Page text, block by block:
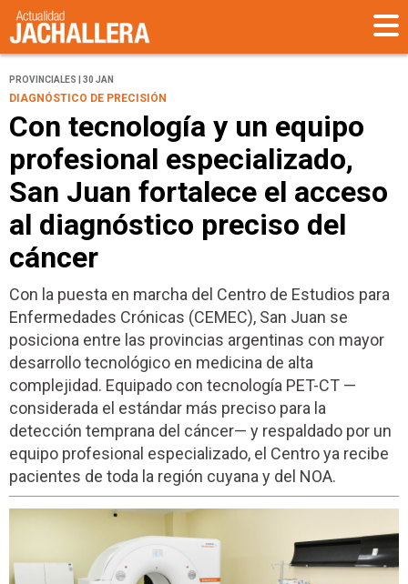
PROVINCIALES | 30 JAN
DIAGNÓSTICO DE PRECISIÓN
Con tecnología y un equipo
profesional especializado,
San Juan fortalece el acceso
al diagnóstico preciso del
cáncer
Con la puesta en marcha del Centro de Estudios para
Enfermedades Crónicas (CEMEC), San Juan se
posiciona entre las provincias argentinas con mayor
desarrollo tecnológico en medicina de alta
complejidad. Equipado con tecnología PET-CT —
considerada el estándar más preciso para la
detección temprana del cáncer— y respaldado por un
equipo profesional especializado, el Centro ya recibe
pacientes de toda la región cuyana y del NOA.